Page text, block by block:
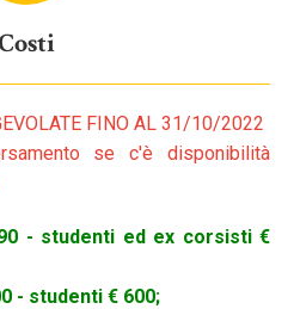
FINO AL 31/10/2022
se c'è disponibilità
- studenti ed ex corsisti €
- studenti € 600;